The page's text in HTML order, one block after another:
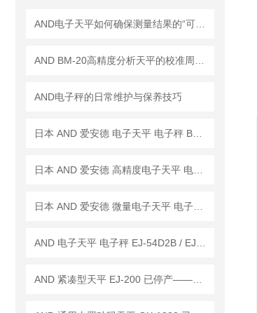
AND电子秤的日常维护与保养技巧